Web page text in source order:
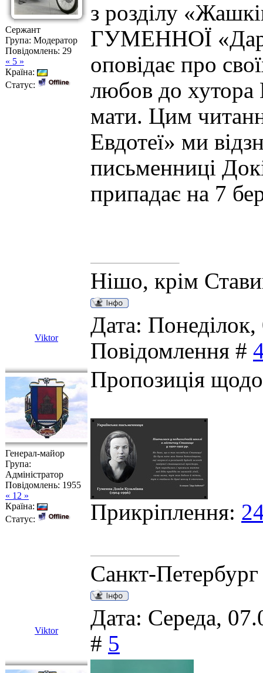
Сержант
Група: Модератор
Повідомлень: 29
« 5 »
Країна:
Статус:
з розділу
ГУМЕННОЇ «Дар
оповідає про
любов до хутора
мати. Цим
Евдотеї» ми
письменниці
припадає на 7
Нішо, крім
Viktor
Дата:
Повідомлення #
Генерал-майор
Група:
Адміністратор
Повідомлень: 1955
« 12 »
Країна:
Статус:
Пропозиція
Прикріплення:
Санкт-Петербург
Viktor
Дата: Середа,
# 5